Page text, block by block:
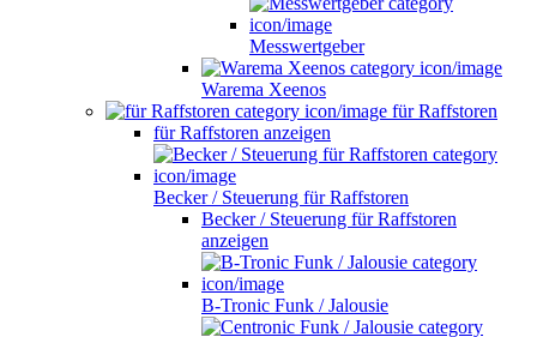
Messwertgeber
Warema Xeenos
für Raffstoren
für Raffstoren anzeigen
Becker / Steuerung für Raffstoren
Becker / Steuerung für Raffstoren
anzeigen
B-Tronic Funk / Jalousie